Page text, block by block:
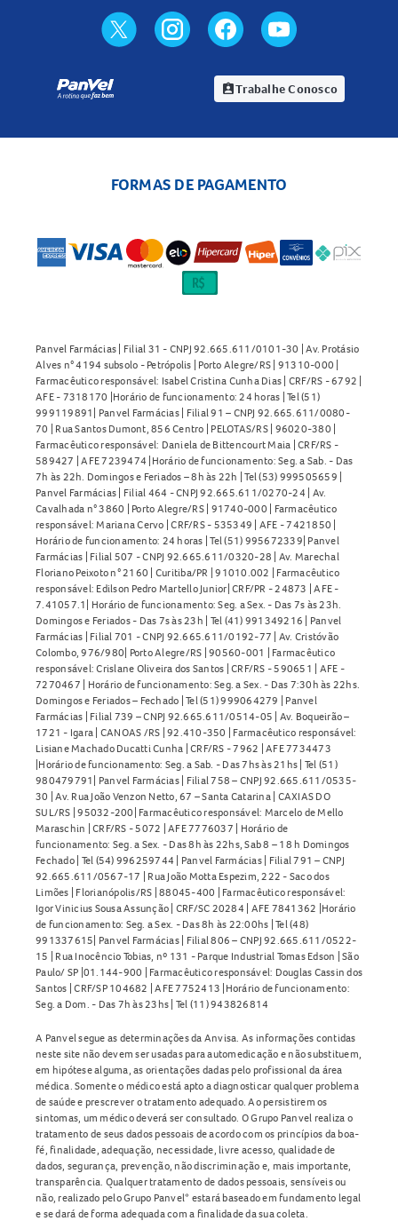
assignment_indTrabalhe Conosco
FORMAS DE PAGAMENTO
Panvel Farmácias | Filial 31 - CNPJ 92.665.611/0101-30 | Av. Protásio
Alves n° 4194 subsolo - Petrópolis | Porto Alegre/RS | 91310-000 |
Farmacêutico responsável: Isabel Cristina Cunha Dias | CRF/RS - 6792 |
AFE - 7318170 |Horário de funcionamento: 24 horas | Tel (51)
999119891| Panvel Farmácias | Filial 91 – CNPJ 92.665.611/0080-
70 | Rua Santos Dumont, 856 Centro | PELOTAS/RS | 96020-380 |
Farmacêutico responsável: Daniela de Bittencourt Maia | CRF/RS -
589427 | AFE 7239474 |Horário de funcionamento: Seg. a Sab. - Das
7h às 22h. Domingos e Feriados – 8h às 22h | Tel (53) 999505659 |
Panvel Farmácias | Filial 464 - CNPJ 92.665.611/0270-24 | Av.
Cavalhada n° 3860 | Porto Alegre/RS | 91740-000 | Farmacêutico
responsável: Mariana Cervo | CRF/RS - 535349 | AFE - 7421850 |
Horário de funcionamento: 24 horas | Tel (51) 995672339| Panvel
Farmácias | Filial 507 - CNPJ 92.665.611/0320-28 | Av. Marechal
Floriano Peixoto n° 2160 | Curitiba/PR | 91010.002 | Farmacêutico
responsável: Edilson Pedro Martello Junior| CRF/PR - 24873 | AFE -
7.41057.1| Horário de funcionamento: Seg. a Sex. - Das 7s às 23h.
Domingos e Feriados - Das 7s às 23h | Tel (41) 991349216 | Panvel
Farmácias | Filial 701 - CNPJ 92.665.611/0192-77 | Av. Cristóvão
Colombo, 976/980| Porto Alegre/RS | 90560-001 | Farmacêutico
responsável: Crislane Oliveira dos Santos | CRF/RS - 590651 | AFE -
7270467 | Horário de funcionamento: Seg. a Sex. - Das 7:30h às 22hs.
Domingos e Feriados – Fechado | Tel (51) 999064279 | Panvel
Farmácias | Filial 739 – CNPJ 92.665.611/0514-05 | Av. Boqueirão –
1721 - Igara | CANOAS /RS | 92.410-350 | Farmacêutico responsável:
Lisiane Machado Ducatti Cunha | CRF/RS - 7962 | AFE 7734473
|Horário de funcionamento: Seg. a Sab. - Das 7hs às 21hs | Tel (51)
980479791| Panvel Farmácias | Filial 758 – CNPJ 92.665.611/0535-
30 | Av. Rua João Venzon Netto, 67 – Santa Catarina | CAXIAS DO
SUL/RS | 95032-200| Farmacêutico responsável: Marcelo de Mello
Maraschin | CRF/RS - 5072 | AFE 7776037 | Horário de
funcionamento: Seg. a Sex. - Das 8h às 22hs, Sab 8 – 18 h Domingos
Fechado | Tel (54) 996259744 | Panvel Farmácias | Filial 791 – CNPJ
92.665.611/0567-17 | Rua João Motta Espezim, 222 - Saco dos
Limões | Florianópolis/RS | 88045-400 | Farmacêutico responsável:
Igor Vinicius Sousa Assunção | CRF/SC 20284 | AFE 7841362 |Horário
de funcionamento: Seg. a Sex. - Das 8h às 22:00hs | Tel (48)
991337615| Panvel Farmácias | Filial 806 – CNPJ 92.665.611/0522-
15 | Rua Inocêncio Tobias, nº 131 - Parque Industrial Tomas Edson | São
Paulo/ SP |01.144-900 | Farmacêutico responsável: Douglas Cassin dos
Santos | CRF/SP 104682 | AFE 7752413 |Horário de funcionamento:
Seg. a Dom. - Das 7h às 23hs | Tel (11) 943826814
A Panvel segue as determinações da Anvisa. As informações contidas
neste site não devem ser usadas para automedicação e não substituem,
em hipótese alguma, as orientações dadas pelo profissional da área
médica. Somente o médico está apto a diagnosticar qualquer problema
de saúde e prescrever o tratamento adequado. Ao persistirem os
sintomas, um médico deverá ser consultado. O Grupo Panvel realiza o
tratamento de seus dados pessoais de acordo com os princípios da boa-
fé, finalidade, adequação, necessidade, livre acesso, qualidade de
dados, segurança, prevenção, não discriminação e, mais importante,
transparência. Qualquer tratamento de dados pessoais, sensíveis ou
não, realizado pelo Grupo Panvel* estará baseado em fundamento legal
e se dará de forma adequada com a finalidade da sua coleta.